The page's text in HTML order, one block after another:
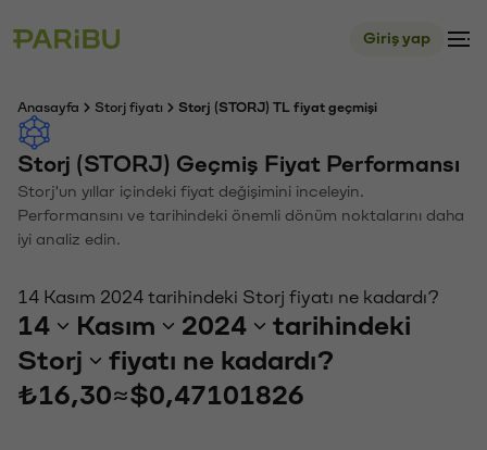
Giriş yap
Anasayfa Storj fiyatı Storj (STORJ) TL fiyat geçmişi
Storj (STORJ) Geçmiş Fiyat Performansı
Storj'un yıllar içindeki fiyat değişimini inceleyin.
Performansını ve tarihindeki önemli dönüm noktalarını daha
iyi analiz edin.
14 Kasım 2024 tarihindeki Storj fiyatı ne kadardı?
14 Kasım 2024
tarihindeki
Storj
fiyatı ne kadardı?
₺16,30≈$0,47101826